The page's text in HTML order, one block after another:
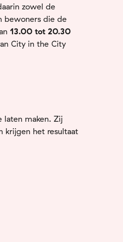
zowel de
bewoners die de
13.00 tot 20.30
City in the City
laten maken. Zij
krijgen het resultaat